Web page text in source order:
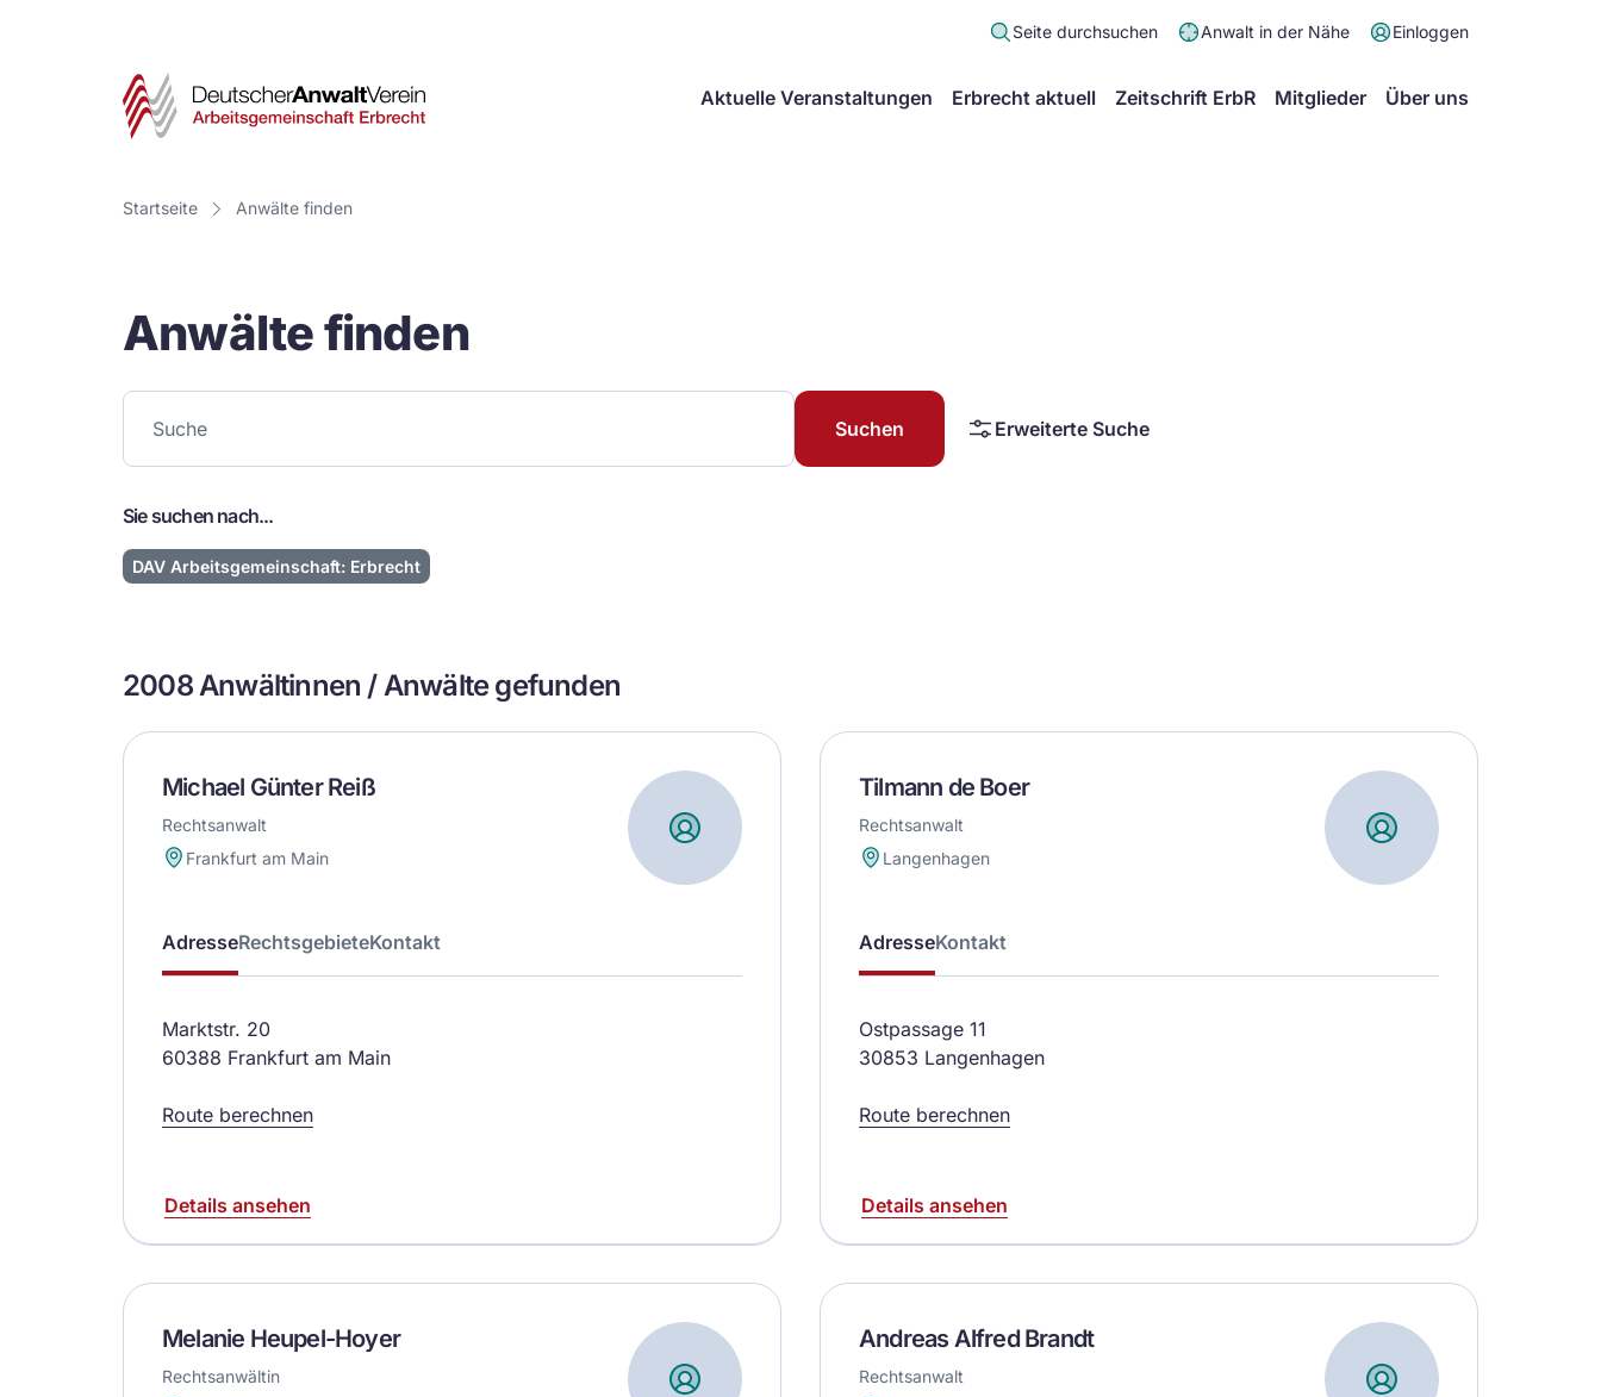
Seite durchsuchen Anwalt in der Nähe Einloggen
Deutscher
Arbeitsgemeinschaft
Erbrecht
Aktuelle Veranstaltungen Erbrecht aktuell Zeitschrift ErbR Mitglieder Über uns
Startseite Anwälte finden
Anwälte finden
Suchen Erweiterte Suche
Sie suchen nach...
DAV Arbeitsgemeinschaft: Erbrecht
2008 Anwältinnen / Anwälte gefunden
Michael Günter Reiß
Rechtsanwalt
Frankfurt am Main
AdresseRechtsgebieteKontakt
Marktstr. 20
60388 Frankfurt am Main
Route berechnen
Details ansehen
Tilmann de Boer
Rechtsanwalt
Langenhagen
AdresseKontakt
Ostpassage 11
30853 Langenhagen
Route berechnen
Details ansehen
Melanie Heupel-Hoyer
Rechtsanwältin
Andreas Alfred Brandt
Rechtsanwalt